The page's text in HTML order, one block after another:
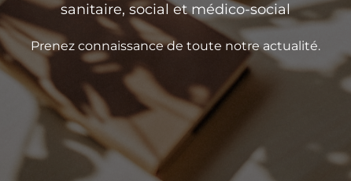
sanitaire, social et médico-social
Prenez connaissance de toute notre actualité.